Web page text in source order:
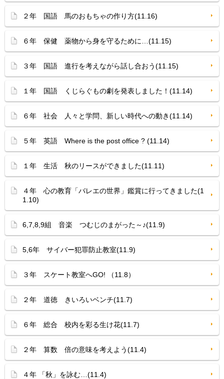
２年 国語 馬のおもちゃの作り方(11.16)
６年 保健 薬物から身を守るために…(11.15)
３年 国語 進行を考えながら話し合おう(11.15)
１年 国語 くじらぐもの劇を発表しました！(11.14)
６年 社会 人々と学問、新しい時代への動き(11.14)
５年 英語 Where is the post office ? (11.14)
１年 生活 秋のリースができました(11.11)
４年 心の教育「バレエの世界」鑑賞に行ってきました(1
1.10)
6,7,8,9組 音楽 つむじのまがった～♪(11.9)
5,6年 サイバー犯罪防止教室(11.9)
３年 スケート教室へGO! （11.8）
２年 道徳 きいろいベンチ(11.7)
６年 総合 校内を彩る生け花(11.7)
２年 算数 倍の意味を考えよう(11.4)
４年 「秋」を詠む…(11.4)